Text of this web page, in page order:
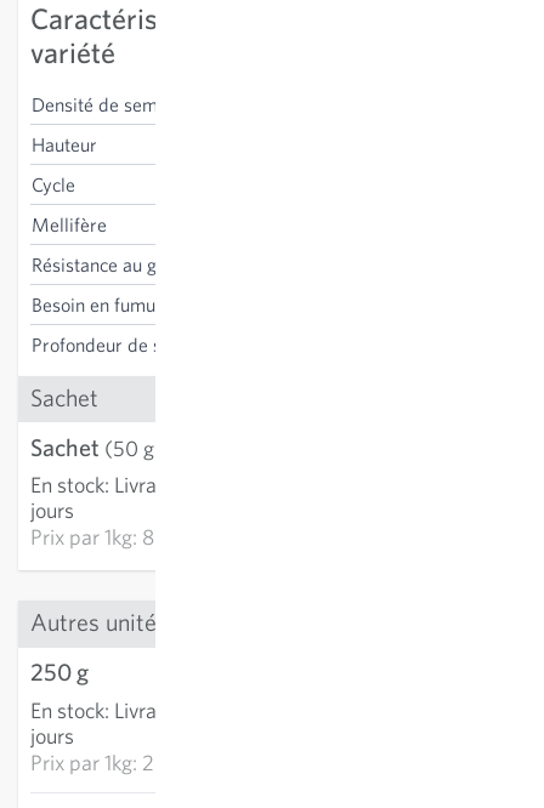
Caractéristiques spécifiques à la
variété
Densité de semis
Hauteur
Cycle
Mellifère
Résistance au gel
Besoin en fumure
Profondeur de semis
Sachet
Sachet (50 g)
En stock: Livraison 2-4
jours
Prix par1kg: 87.21 CHF
Autres unités
250 g
En stock: Livraison 2-4
jours
Prix par1kg: 28.52 CHF